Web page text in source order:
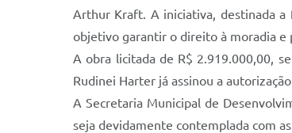
Arthur Kraft. A iniciativa, destinada a
objetivo garantir o direito à moradia e
A obra licitada de R$ 2.919.000,00,
Rudinei Harter já assinou a
A Secretaria Municipal de
seja devidamente contemplada com